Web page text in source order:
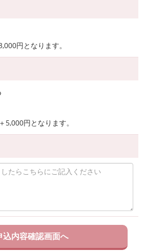
円となります。
5,000円となります。